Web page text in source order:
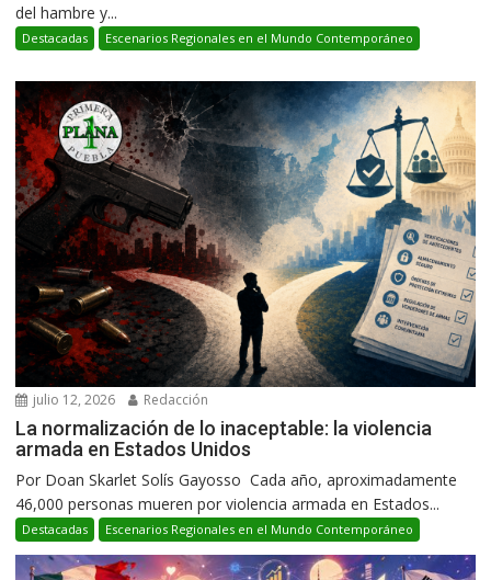
del hambre y...
Destacadas Escenarios Regionales en el Mundo Contemporáneo
julio 12, 2026 Redacción
La normalización de lo inaceptable: la violencia
armada en Estados Unidos
Por Doan Skarlet Solís Gayosso Cada año, aproximadamente
46,000 personas mueren por violencia armada en Estados...
Destacadas Escenarios Regionales en el Mundo Contemporáneo